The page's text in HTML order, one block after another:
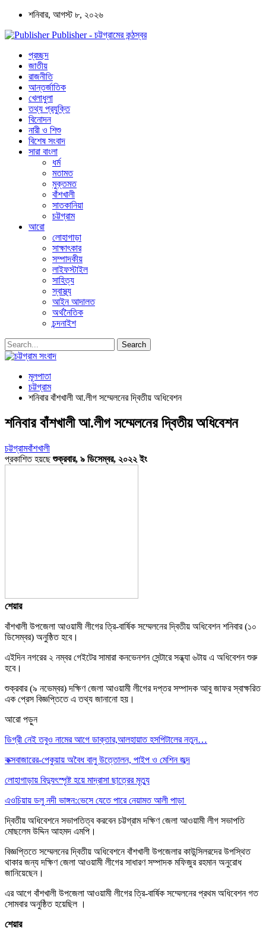
শনিবার, আগস্ট ৮, ২০২৬
Publisher - চট্টগ্রামের কন্ঠস্বর
প্রচ্ছদ
জাতীয়
রাজনীতি
আন্তর্জাতিক
খেলাধুলা
তথ্য প্রযুক্তি
বিনোদন
নারী ও শিশু
বিশেষ সংবাদ
সারা বাংলা
ধর্ম
মতামত
মুক্তমত
বাঁশখালী
সাতকানিয়া
চট্টগ্রাম
আরো
লোহাগাড়া
সাক্ষাৎকার
সম্পাদকীয়
লাইফস্টাইল
সাহিত্য
স্বাস্থ্য
আইন আদালত
অর্থনৈতিক
চন্দনাইশ
মূলপাতা
চট্টগ্রাম
শনিবার বাঁশখালী আ.লীগ সম্মেলনের দ্বিতীয় অধিবেশন
শনিবার বাঁশখালী আ.লীগ সম্মেলনের দ্বিতীয় অধিবেশন
চট্টগ্রামবাঁশখালী
প্রকাশিত হয়ছেশুক্রবার, ৯ ডিসেম্বর, ২০২২ ইং
শেয়ার
বাঁশখালী উপজেলা আওয়ামী লীগের ত্রি-বার্ষিক সম্মেলনের দ্বিতীয় অধিবেশন শনিবার (১০
ডিসেম্বর) অনুষ্ঠিত হবে।
এইদিন নগরের ২ নম্বর গেইটের সামারা কনভেনশন সেন্টারে সন্ধ্যা ৬টায় এ অধিবেশন শুরু
হবে।
শুক্রবার (৯ নভেম্বর) দক্ষিণ জেলা আওয়ামী লীগের দপ্তর সম্পাদক আবু জাফর স্বাক্ষরিত
এক প্রেস বিজ্ঞপ্তিতে এ তথ্য জানানো হয়।
আরো পড়ুন
ডিগ্রী নেই তবুও নামের আগে ডাক্তার,আলহায়াত হসপিটালের নতুন…
কক্সবাজারের-পেকুয়ায় অবৈধ বালু উত্তোলন, পাইপ ও মেশিন জব্দ
লোহাগাড়ায় বিদ্যুৎস্পৃষ্ট হয়ে মাদ্রাসা ছাত্রের মৃত্যু
এওচিয়ায় ডলু নদী ভাঙ্গন:ভেসে যেতে পারে নেয়ামত আলী পাড়া
দ্বিতীয় অধিবেশনে সভাপতিত্ব করবেন চট্টগ্রাম দক্ষিণ জেলা আওয়ামী লীগ সভাপতি
মোছলেম উদ্দিন আহমদ এমপি।
বিজ্ঞপ্তিতে সম্মেলনের দ্বিতীয় অধিবেশনে বাঁশখালী উপজেলার কাউন্সিলরদের উপস্থিত
থাকার জন্য দক্ষিণ জেলা আওয়ামী লীগের সাধারণ সম্পাদক মফিজুর রহমান অনুরোধ
জানিয়েছেন।
এর আগে বাঁশখালী উপজেলা আওয়ামী লীগের ত্রি-বার্ষিক সম্মেলনের প্রথম অধিবেশন গত
সোমবার অনুষ্ঠিত হয়েছিল ।
শেয়ার